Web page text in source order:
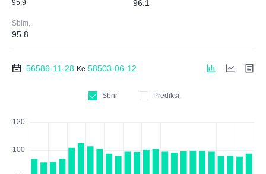
95.9
96.1
Sblm.
95.8
56586-11-28 Ke 58503-06-12
Sbnr Prediksi.